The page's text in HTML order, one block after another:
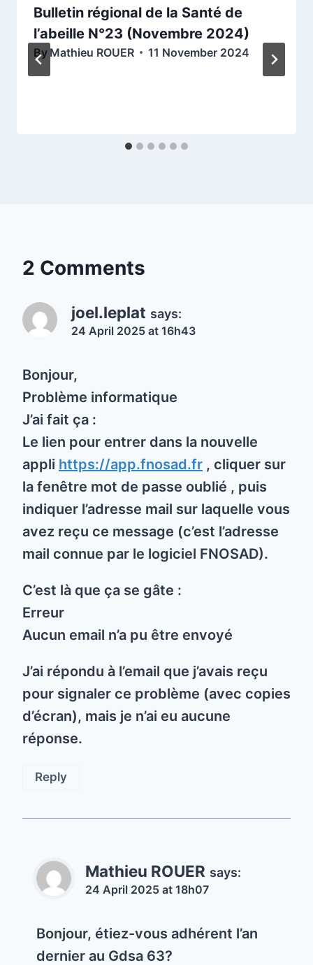
Bulletin régional de la Santé de
l’abeille N°23 (Novembre 2024)
By Mathieu ROUER 11 November 2024
2 Comments
joel.leplat says:
24 April 2025 at 16h43
Bonjour,
Problème informatique
J’ai fait ça :
Le lien pour entrer dans la nouvelle
appli https://app.fnosad.fr , cliquer sur
la fenêtre mot de passe oublié , puis
indiquer l’adresse mail sur laquelle vous
avez reçu ce message (c’est l’adresse
mail connue par le logiciel FNOSAD).
C’est là que ça se gâte :
Erreur
Aucun email n’a pu être envoyé
J’ai répondu à l’email que j’avais reçu
pour signaler ce problème (avec copies
d’écran), mais je n’ai eu aucune
réponse.
Reply
Mathieu ROUER says:
24 April 2025 at 18h07
Bonjour, étiez-vous adhérent l’an
dernier au Gdsa 63?